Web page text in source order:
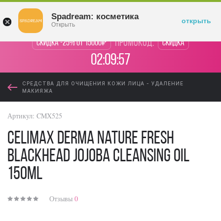
Скидка -25% от 15000₽ промокод: Скидка
02:09:57
СРЕДСТВА ДЛЯ ОЧИЩЕНИЯ КОЖИ ЛИЦА - УДАЛЕНИЕ
МАКИЯЖА
Артикул: CMX525
Celimax Derma Nature Fresh
Blackhead Jojoba Cleansing Oil
150ml
Отзывы 0
Spadream: косметика
Открыть открыть